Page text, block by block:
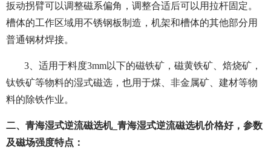
扳动拐臂可以调整磁系偏角，调整合适后可以用拉杆固定。
槽体的工作区域用不锈钢板制造，机架和槽体的其他部分用
普通钢材焊接。
3、适用于料度3mm以下的磁铁矿，磁黄铁矿、焙烧矿，
钛铁矿等物料的湿式磁选，也用于煤、非金属矿、建材等物
料的除铁作业。
二、青海湿式逆流磁选机_青海湿式逆流磁选机价格好，参数
及磁场强度特点：